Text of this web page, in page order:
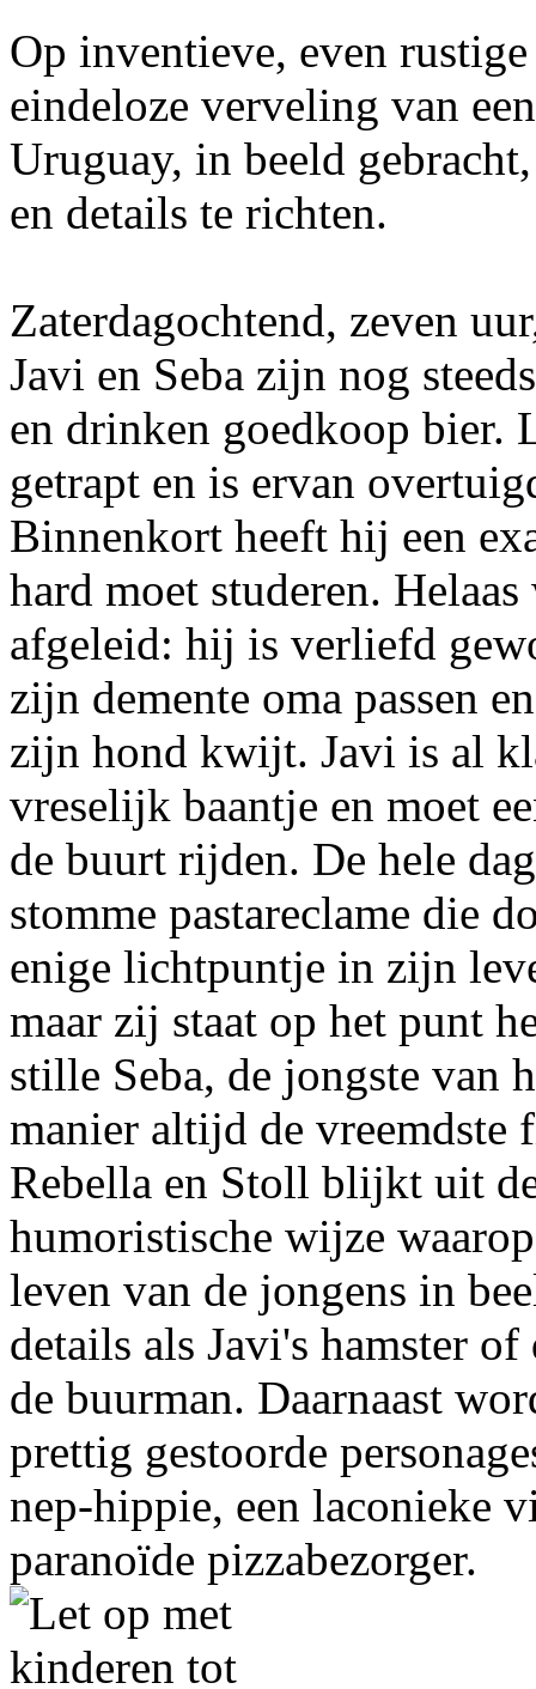
Op inventieve, even
eindeloze verveling van
Uruguay, in beeld
en details te richten.
Zaterdagochtend, zeven
Javi en Seba zijn nog
en drinken goedkoop bier.
getrapt en is ervan
Binnenkort heeft hij een
hard moet studeren.
afgeleid: hij is verliefd
zijn demente oma passen
zijn hond kwijt. Javi is al
vreselijk baantje en moet
de buurt rijden. De hele
stomme pastareclame die
enige lichtpuntje in zijn
maar zij staat op het punt
stille Seba, de jongste van
manier altijd de vreemdste
Rebella en Stoll blijkt uit
humoristische wijze
leven van de jongens in
details als Javi's hamster
de buurman. Daarnaast
prettig gestoorde
nep-hippie, een laconieke
paranoïde pizzabezorger.